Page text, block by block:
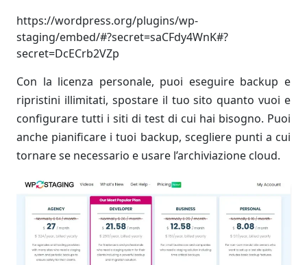
https://wordpress.org/plugins/wp-
staging/embed/#?secret=saCFdy4WnK#?
secret=DcECrb2VZp
Con la licenza personale, puoi eseguire backup e
ripristini illimitati, spostare il tuo sito quanto vuoi e
configurare tutti i siti di test di cui hai bisogno. Puoi
anche pianificare i tuoi backup, scegliere punti a cui
tornare se necessario e usare l’archiviazione cloud.